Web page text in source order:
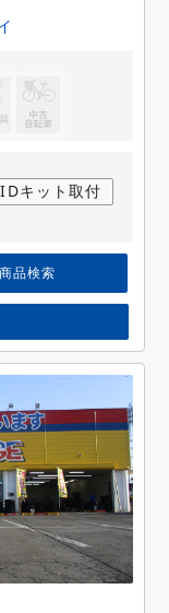
キット取付
商品検索